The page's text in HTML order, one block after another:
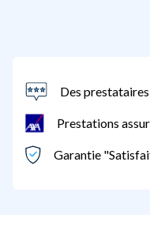
Des
Prestations
Garantie